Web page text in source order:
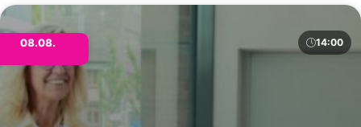
08.08. 14:00